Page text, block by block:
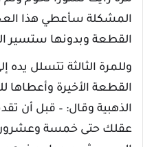
المشكلة سأعطي هذا
القطعة وبدونها ستسير
وللمرة الثالثة تتسلل يده
القطعة الأخيرة وأعطاها
الذهبية وقال: – قبل أن
عقلك حتى خمسة